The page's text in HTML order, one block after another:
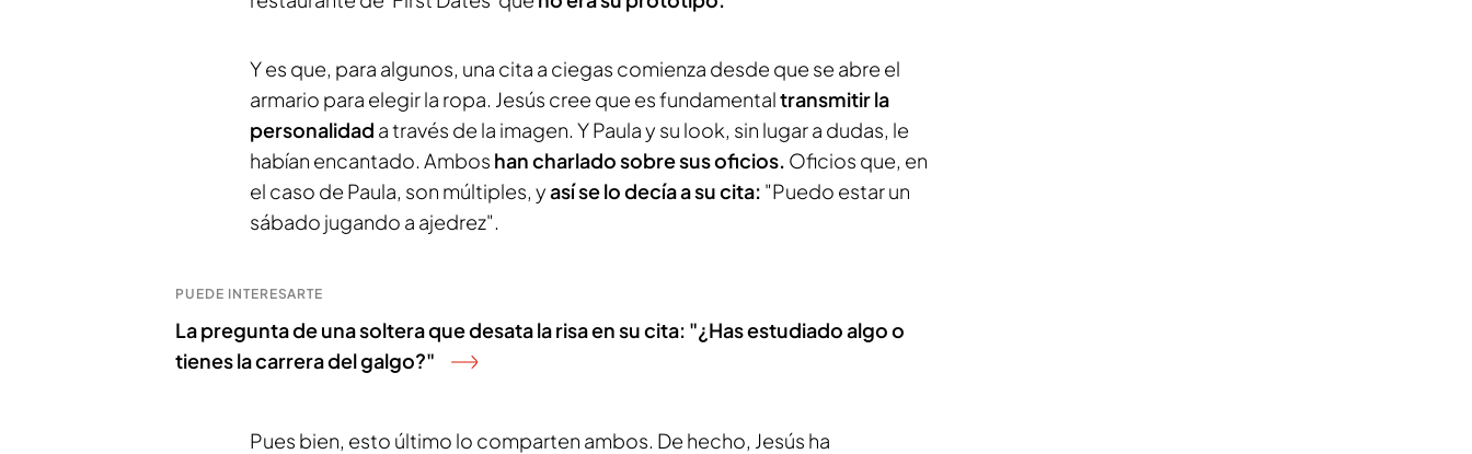
Y es que, para algunos, una cita a ciegas comienza desde que se abre el
armario para elegir la ropa. Jesús cree que es fundamentaltransmitir la
personalidad a través de la imagen. Y Paula y su look, sin lugar a dudas, le
habían encantado. Ambos han charlado sobre sus oficios. Oficios que, en
el caso de Paula, son múltiples, yasí se lo decía a su cita: "Puedo estar un
sábado jugando a ajedrez".
PUEDE INTERESARTE
La pregunta de una soltera que desata la risa en su cita: "¿Has estudiado algo o
tienes la carrera del galgo?"
Pues bien, esto último lo comparten ambos. De hecho, Jesús ha